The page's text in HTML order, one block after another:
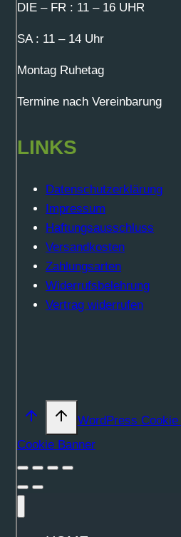
DIE – FR : 11 – 16 UHR
SA : 11 – 14 Uhr
Montag Ruhetag
Termine nach Vereinbarung
LINKS
Datenschutzerklärung
Impressum
Haftungsausschluss
Versandkosten
Zahlungsarten
Widerrufsbelehrung
Vertrag widerrufen
WordPress
Cookie Banner